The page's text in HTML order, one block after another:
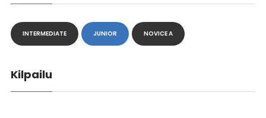
INTERMEDIATE JUNIOR NOVICE A
Kilpailu